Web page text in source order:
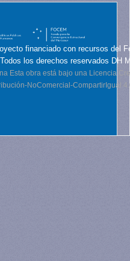
financiado con recursos del
los derechos reservados DH
Esta obra está bajo una Licencia
NoComercial-CompartirIgual